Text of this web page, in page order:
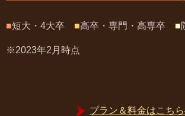
■短大・4大卒 ■高卒・専門・高専卒 ■
※2023年2月時点
プラン＆料金はこち